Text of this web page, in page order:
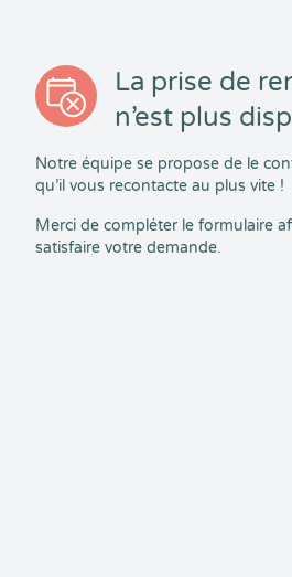
La prise de
n’est plus
Notre équipe se propose de le
qu’il vous recontacte au plus vite !
Merci de compléter le formulaire
satisfaire votre demande.